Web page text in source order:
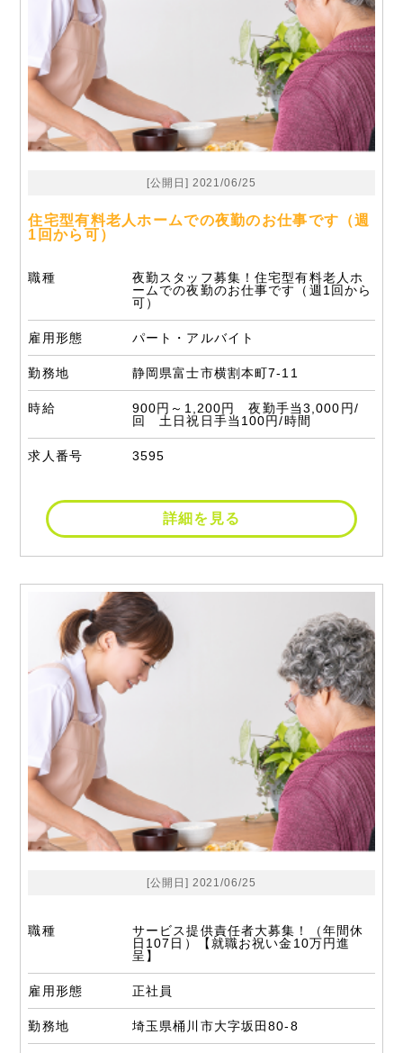
[公開日] 2021/06/25
住宅型有料老人ホームでの夜勤のお仕事です（週
1回から可）
職種
夜勤スタッフ募集！住宅型有料老人ホ
ームでの夜勤のお仕事です（週1回から
可）
雇用形態 パート・アルバイト
勤務地 静岡県富士市横割本町7-11
時給
900円～1,200円 夜勤手当3,000円/
回 土日祝日手当100円/時間
求人番号 3595
詳細を見る
[公開日] 2021/06/25
職種
サービス提供責任者大募集！（年間休
日107日）【就職お祝い金10万円進
呈】
雇用形態 正社員
勤務地 埼玉県桶川市大字坂田80-8